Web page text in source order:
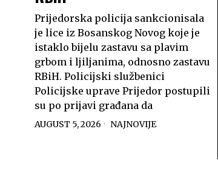
Prijedorska policija sankcionisala
je lice iz Bosanskog Novog koje je
istaklo bijelu zastavu sa plavim
grbom i ljiljanima, odnosno zastavu
RBiH. Policijski službenici
Policijske uprave Prijedor postupili
su po prijavi građana da
AUGUST 5, 2026 NAJNOVIJE